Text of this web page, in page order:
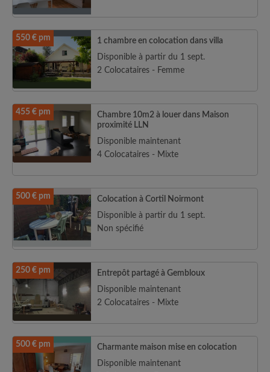
550 € pm
1 chambre en colocation dans villa
Disponible à partir du 1 sept.
2 Colocataires - Femme
455 € pm
Chambre 10m2 à louer dans Maison
proximité LLN
Disponible maintenant
4 Colocataires - Mixte
500 € pm
Colocation à Cortil Noirmont
Disponible à partir du 1 sept.
Non spécifié
250 € pm
Entrepôt partagé à Gembloux
Disponible maintenant
2 Colocataires - Mixte
500 € pm
Charmante maison mise en colocation
Disponible maintenant